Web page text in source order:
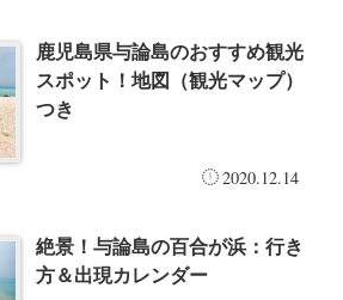
鹿児島県与論島のおすすめ観光
スポット！地図（観光マップ）
つき
2020.12.14
絶景！与論島の百合が浜：行き
方＆出現カレンダー